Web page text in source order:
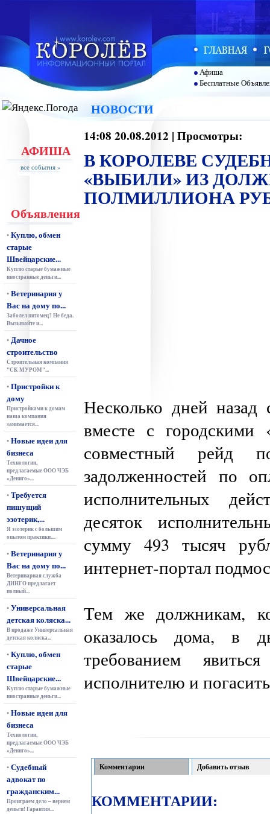
Афиша
Бесплатные
АФИША
все события »
Объявления
•Куплю, обмен
старые
Швейцарские...
Куплю старые бумажные
иностранные деньги...
•Ветеринария у
Вас на дому по...
Заболел питомец? Не беда.
Вызывайте и...
•Дачное
строительство
Строительная компания
"СК МУРОМ"...
•Пристройки к
дому
Пристройками к домам
наша компания
занимается...
•Новые идеи для
бизнеса
Технологии,
предлагаемые ООО ЧЭБ
«Дениго»...
•Требуется
пишущий
эзотерик,...
Я эзотерик с большим
опытом практики....
•Ветеринария у
Вас на дому по...
Ветеринарная служба
ДИНГО предлагает
полный...
•Универсальная
детская коляска...
В продаже Универсальная
детская коляска...
•Куплю, обмен
старые
Швейцарские...
Куплю старые бумажные
иностранные деньги...
•Новые идеи для
бизнеса
Технологии,
предлагаемые ООО ЧЭБ
«Дениго»...
•Судебный
адвокат по
гражданским...
Проиграем дело – вернем
деньги! Гарантия...
НОВОСТИ
14:08 20.08.2012 | Просмотры:
В КОРОЛЕВЕ
«ВЫБИЛИ» ИЗ
ПОЛМИЛЛИОНА
Несколько дней назад
вместе с городскими
совместный рейд
задолженностей по
исполнительных
десяток
сумму 493 тысяч
интернет-портал
Тем же должникам,
оказалось дома, в
требованием
исполнителю и
Комментарии Добавить отзыв
КОММЕНТАРИИ: